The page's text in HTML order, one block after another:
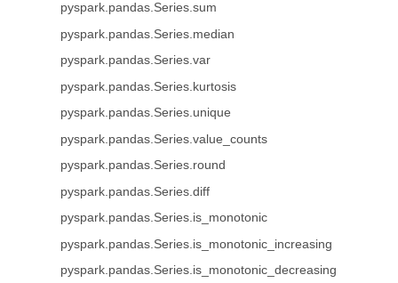
pyspark.pandas.Series.sum
pyspark.pandas.Series.median
pyspark.pandas.Series.var
pyspark.pandas.Series.kurtosis
pyspark.pandas.Series.unique
pyspark.pandas.Series.value_counts
pyspark.pandas.Series.round
pyspark.pandas.Series.diff
pyspark.pandas.Series.is_monotonic
pyspark.pandas.Series.is_monotonic_increasing
pyspark.pandas.Series.is_monotonic_decreasing